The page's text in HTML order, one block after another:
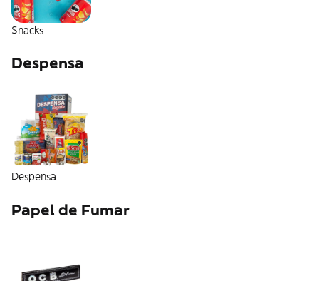
Snacks
Despensa
Despensa
Papel de Fumar